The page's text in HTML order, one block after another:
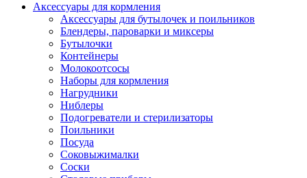
Аксессуары для кормления
Аксессуары для бутылочек и поильников
Блендеры, пароварки и миксеры
Бутылочки
Контейнеры
Молокоотсосы
Наборы для кормления
Нагрудники
Ниблеры
Подогреватели и стерилизаторы
Поильники
Посуда
Соковыжималки
Соски